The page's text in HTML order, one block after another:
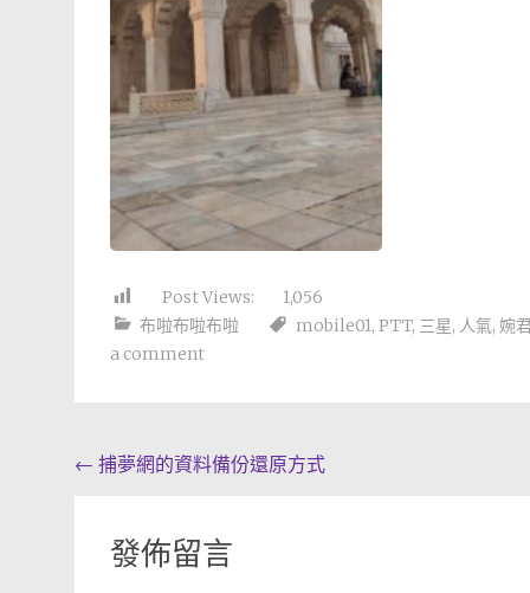
Post Views:
1,056
布啦布啦布啦
mobile01, PTT, 三星, 人氣, 婉
a comment
Post
← 捕夢網的資料備份還原方式
發佈留言